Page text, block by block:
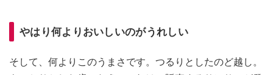
やはり何よりおいしいのがうれしい
そして、何よりこのうまさです。つるりとしたのど越し。